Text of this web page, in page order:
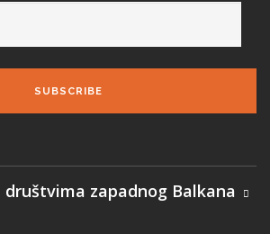
SUBSCRIBE
zapadnog Balkana